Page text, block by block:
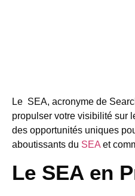
Le SEA, acronyme de
propulser votre visibilité sur
des opportunités uniques
aboutissants du SEA et
Le SEA en